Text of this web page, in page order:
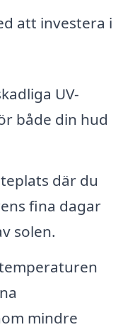
att investera i
UV-
både din hud
där du
fina dagar
solen.
mindre